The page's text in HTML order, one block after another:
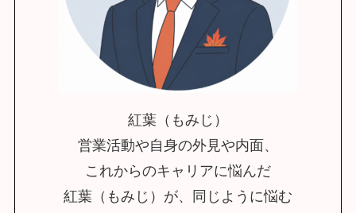
紅葉（もみじ）
営業活動や自身の外見や内面、
これからのキャリアに悩んだ
紅葉（もみじ）が、同じように悩む